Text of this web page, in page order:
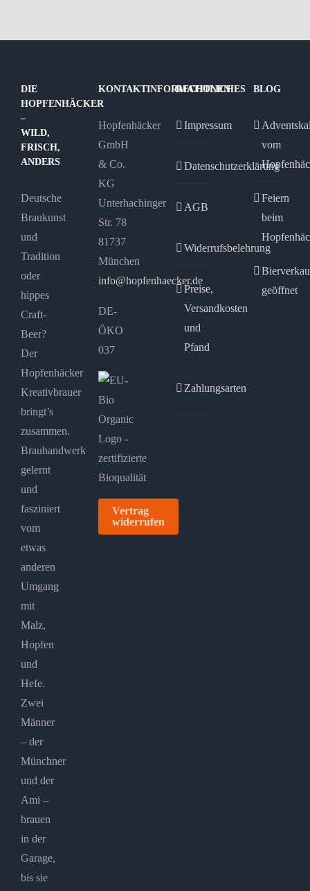
können
der
Produktseite
werden
Optionen
auf
Produktseite
werden
DIE
HOPFENHÄCKER
–
WILD,
FRISCH,
ANDERS
Deutsche
Braukunst
und
Tradition
oder
hippes
Craft-
Beer?
Der
Hopfenhäcker
Kreativbrauer
bringt’s
zusammen.
Brauhandwerk
gelernt
und
fasziniert
vom
etwas
anderen
Umgang
mit
Malz,
Hopfen
und
Hefe.
Zwei
Männer
– der
Münchner
und der
Ami –
brauen
in der
Garage,
bis sie
KONTAKTINFORMATIONEN
Hopfenhäcker
GmbH
& Co.
KG
Unterhachinger
Str. 78
81737
München
info@hopfenhaecker.de
DE-
ÖKO
037
Vertrag
widerrufen
RECHTLICHES
Impressum
Datenschutzerklärung
AGB
Widerrufsbelehrung
Preise,
Versandkosten
und
Pfand
Zahlungsarten
BLOG
vom
Feiern
beim
geöffnet